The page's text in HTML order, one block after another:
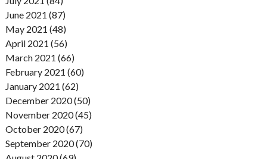
June 2021 (87)
May 2021 (48)
April 2021 (56)
March 2021 (66)
February 2021 (60)
January 2021 (62)
December 2020 (50)
November 2020 (45)
October 2020 (67)
September 2020 (70)